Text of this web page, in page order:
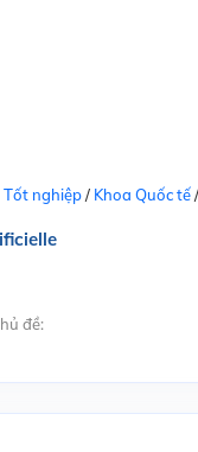
Tốt nghiệp/ Khoa Quốc tế/
đề: